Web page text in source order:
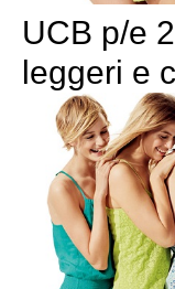
UCB p/e
leggeri e